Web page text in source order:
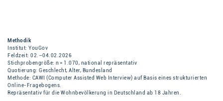
Methodik
Institut: YouGov
Feldzeit: 02.–04.02.2026
Stichprobengröße: n = 1.070, national repräsentativ
Quotierung: Geschlecht, Alter, Bundesland
Methode: CAWI (Computer Assisted Web Interview) auf Basis eines strukturierten
Online-Fragebogens.
Repräsentativ für die Wohnbevölkerung in Deutschland ab 18 Jahren.